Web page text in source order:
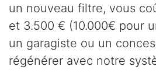
un nouveau filtre, vous
et 3.500 € (10.000€ pour
un garagiste ou un
régénérer avec notre